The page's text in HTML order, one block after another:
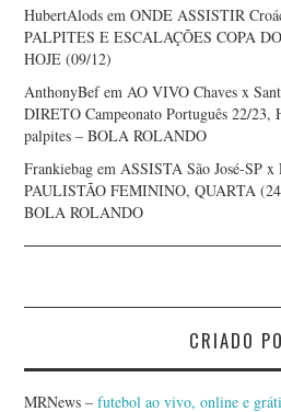
HubertAlods emONDE ASSISTIR
PALPITES E ESCALAÇÕES COPA
HOJE (09/12)
AnthonyBefemAO VIVO Chaves x
DIRETO Campeonato Português 22/23,
palpites – BOLA ROLANDO
Frankiebag emASSISTA São José-SP
PAULISTÃO FEMININO, QUARTA
BOLA ROLANDO
CRIADO
MRNews –futebol ao vivo, online e